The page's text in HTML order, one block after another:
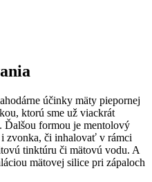
účinky mäty piepornej
ktorú sme už viackrát
formou je mentolový
zvonka, či inhalovať v rámci
tinktúru či mätovú vodu. A
mätovej silice pri zápaloch